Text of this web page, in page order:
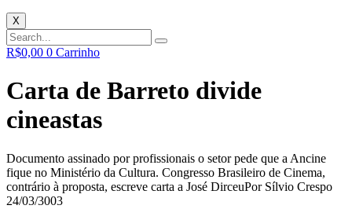
X
R$0,00 0 Carrinho
Carta de Barreto divide
cineastas
Documento assinado por profissionais o setor pede que a Ancine
fique no Ministério da Cultura. Congresso Brasileiro de Cinema,
contrário à proposta, escreve carta a José DirceuPor Sílvio Crespo
24/03/3003